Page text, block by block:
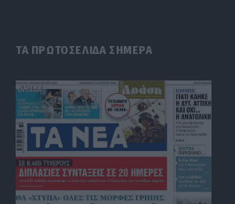
ΤΑ ΠΡΩΤΟΣΕΛΙΔΑ ΣΗΜΕΡΑ